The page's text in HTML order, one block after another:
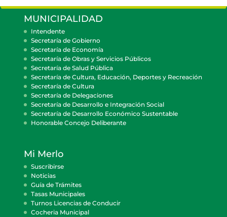
MUNICIPALIDAD
Intendente
Secretaría de Gobierno
Secretaría de Economía
Secretaría de Obras y Servicios Públicos
Secretaría de Salud Pública
Secretaría de Cultura, Educación, Deportes y Recreación
Secretaría de Cultura
Secretaría de Delegaciones
Secretaría de Desarrollo e Integración Social
Secretaría de Desarrollo Económico Sustentable
Honorable Concejo Deliberante
Mi Merlo
Suscribirse
Noticias
Guía de Trámites
Tasas Municipales
Turnos Licencias de Conducir
Cocheria Municipal